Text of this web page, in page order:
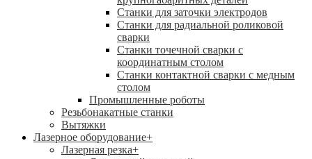
Станки для заточки электродов
Станки для радиальной роликовой
сварки
Станки точечной сварки с
координатным столом
Станки контактной сварки с медным
столом
Промышленные роботы
Резьбонакатные станки
Вытяжки
Лазерное оборудование+
Лазерная резка+